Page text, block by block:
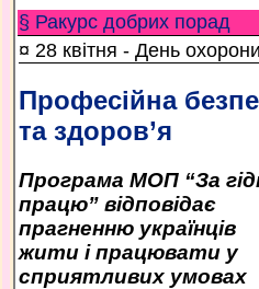
§ Ракурс добрих порад
¤ 28 квітня - День
Професійна
та здоров’я
Програма МОП “За
працю” відповідає
прагненню українців
жити і працювати у
сприятливих умовах